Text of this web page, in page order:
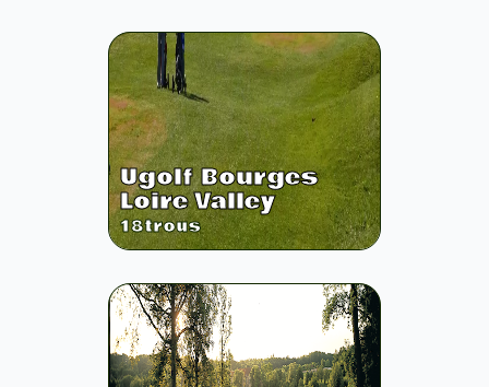
Ugolf Bourges
Loire Valley
18trous